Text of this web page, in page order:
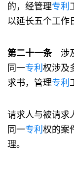
的，经管理专利
以延长五个工作
第二十一条涉
同一专利 权涉及
求书，管理专利
请求人与被请求
同一专利 权的案
理。